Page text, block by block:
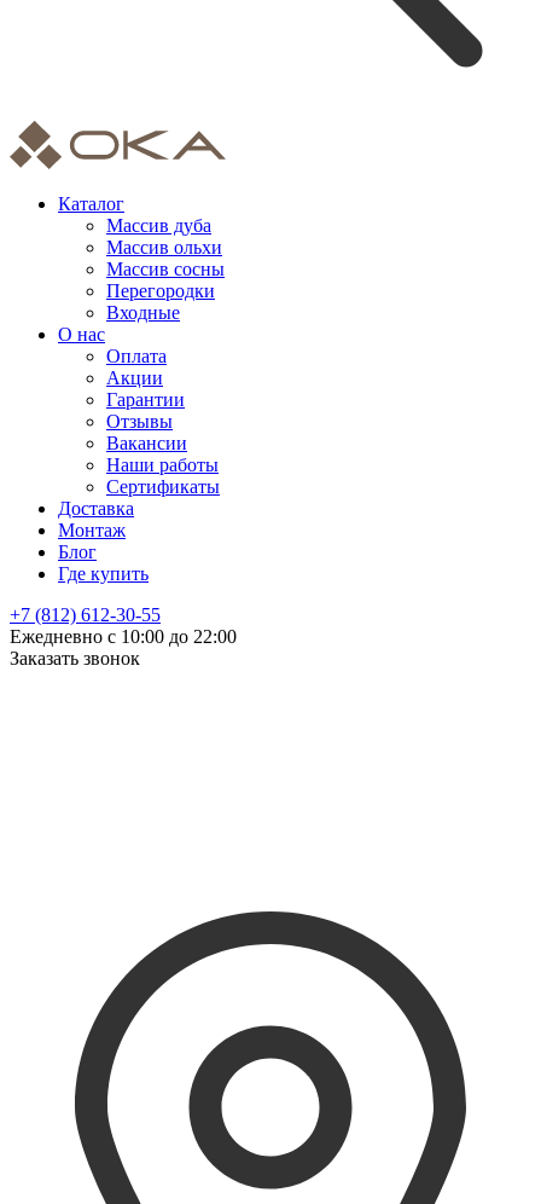
Каталог
Массив дуба
Массив ольхи
Массив сосны
Перегородки
Входные
О нас
Оплата
Акции
Гарантии
Отзывы
Вакансии
Наши работы
Сертификаты
Доставка
Монтаж
Блог
Где купить
+7 (812) 612-30-55
Ежедневно с 10:00 до 22:00
Заказать звонок